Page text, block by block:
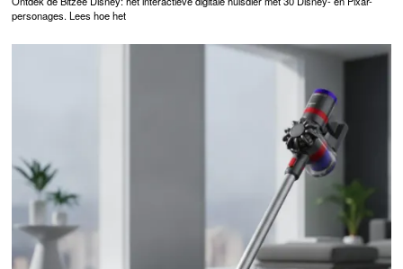
personages. Lees hoe het